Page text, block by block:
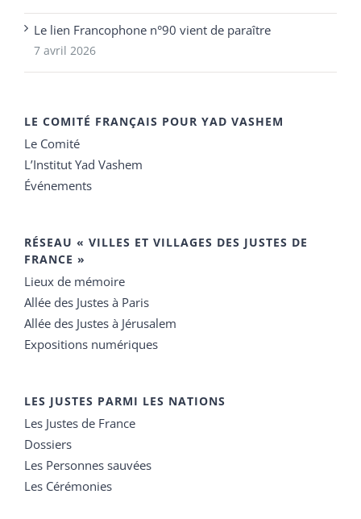
Le lien Francophone n°90 vient de paraître
7 avril 2026
LE COMITÉ FRANÇAIS POUR YAD VASHEM
Le Comité
L’Institut Yad Vashem
Événements
RÉSEAU « VILLES ET VILLAGES DES JUSTES DE
FRANCE »
Lieux de mémoire
Allée des Justes à Paris
Allée des Justes à Jérusalem
Expositions numériques
LES JUSTES PARMI LES NATIONS
Les Justes de France
Dossiers
Les Personnes sauvées
Les Cérémonies